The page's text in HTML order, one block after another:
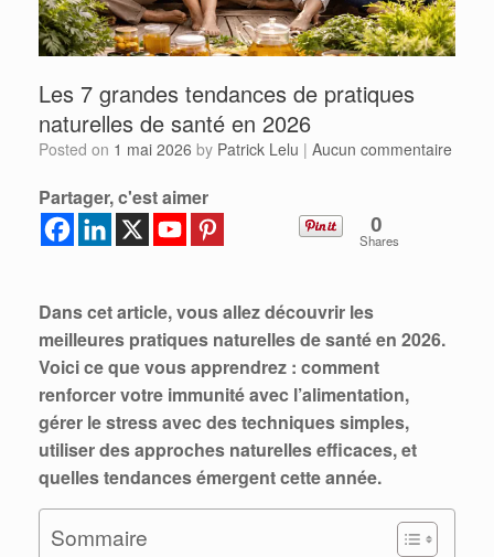
Les 7 grandes tendances de pratiques
naturelles de santé en 2026
Posted on 1 mai 2026 by Patrick Lelu | Aucun commentaire
Partager, c'est aimer
0
Shares
Dans cet article, vous allez découvrir les
meilleures pratiques naturelles de santé en 2026.
Voici ce que vous apprendrez : comment
renforcer votre immunité avec l’alimentation,
gérer le stress avec des techniques simples,
utiliser des approches naturelles efficaces, et
quelles tendances émergent cette année.
Sommaire